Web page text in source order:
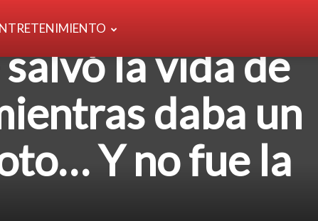
la vida de
daba un
Y no fue la